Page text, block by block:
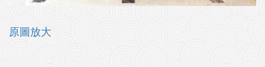
原圖放大